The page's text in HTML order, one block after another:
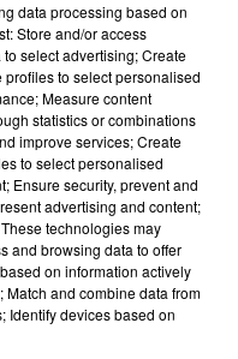
par les Régions
Loire au sujet des
et La Roche.
habitation
pour les touristes (
retrouve de l'allant
dynamiser le site.
de Givre en
data processing based on
Store and/or access
select advertising; Create
to select personalised
Measure content
statistics or combinations
improve services; Create
to select personalised
Ensure security, prevent and
advertising and content;
technologies may
and browsing data to offer
on information actively
and combine data from
Identify devices based on